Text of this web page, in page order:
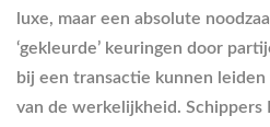
luxe, maar een absolute
‘gekleurde’ keuringen door
bij een transactie kunnen
van de werkelijkheid.